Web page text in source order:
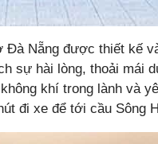
Đà Nẵng được thiết kế
sự hài lòng, thoải mái
khí trong lành và
đi xe để tới cầu Sông